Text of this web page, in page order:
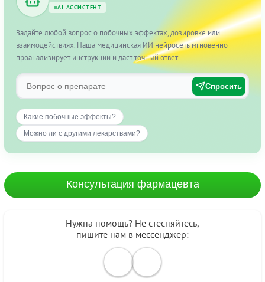
AI-АССИСТЕНТ
Задайте любой вопрос о побочных эффектах, дозировке или
взаимодействиях. Наша медицинская ИИ нейросеть мгновенно
проанализирует инструкции и даст точный ответ.
Спросить
Какие побочные эффекты?
Можно ли с другими лекарствами?
Консультация фармацевта
Нужна помощь? Не стесняйтесь,
пишите нам в мессенджер: